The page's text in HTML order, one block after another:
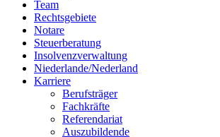
Team
Rechtsgebiete
Notare
Steuerberatung
Insolvenzverwaltung
Niederlande/Nederland
Karriere
Berufsträger
Fachkräfte
Referendariat
Auszubildende